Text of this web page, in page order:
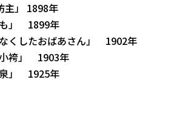
主」 1898年
も」 1899年
なくしたおばあさん」 1902年
小袴」 1903年
泉」 1925年